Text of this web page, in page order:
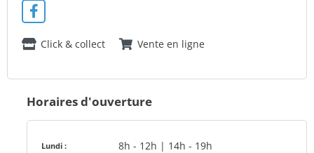
Click & collect Vente en ligne
Horaires d'ouverture
Lundi : 8h - 12h | 14h - 19h